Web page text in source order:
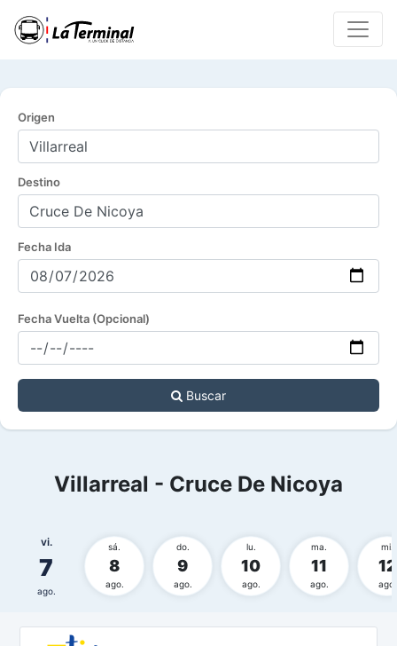
Origen
Destino
Fecha Ida
Fecha Vuelta (Opcional)
Buscar
Villarreal - Cruce De Nicoya
vi.
7
ago.
sá.
8
ago.
do.
9
ago.
lu.
10
ago.
ma.
11
ago.
mi.
12
ago.